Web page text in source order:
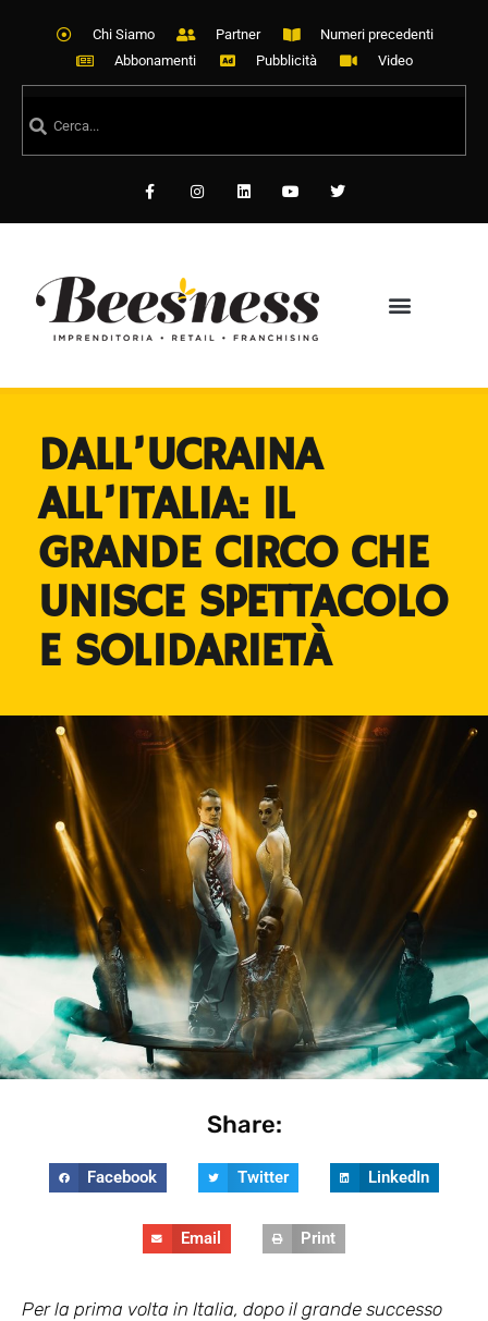
Chi Siamo Partner
Numeri precedenti
Abbonamenti
Pubblicità Video
DALL’UCRAINA
ALL’ITALIA: IL
GRANDE CIRCO CHE
UNISCE SPETTACOLO
E SOLIDARIETÀ
Share:
Facebook Twitter LinkedIn
Email Print
Per la prima volta in Italia, dopo il grande successo